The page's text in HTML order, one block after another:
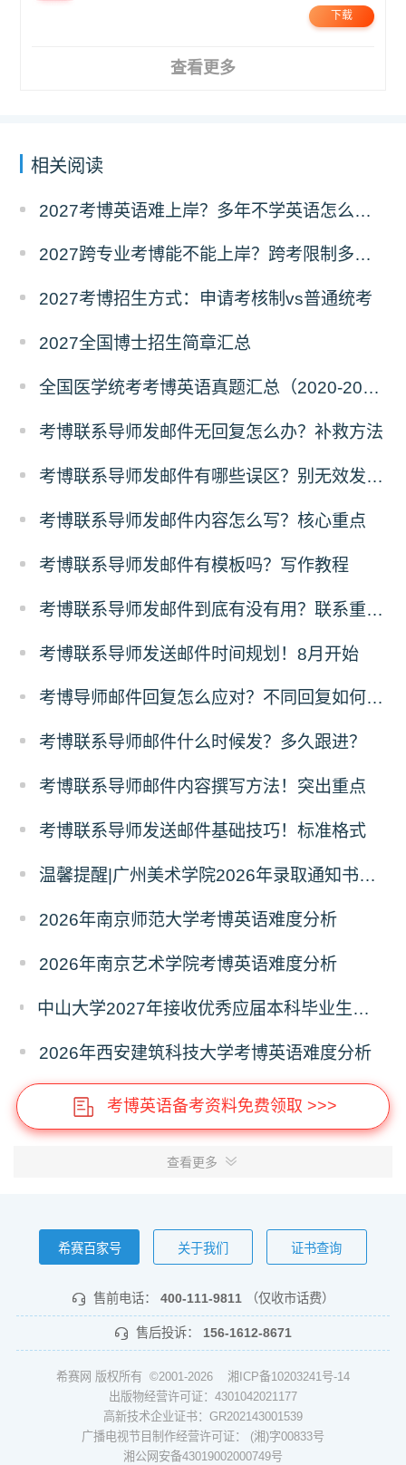
下载
查看更多
相关阅读
2027考博英语难上岸？多年不学英语怎么备考？
2027跨专业考博能不能上岸？跨考限制多不多？
2027考博招生方式：申请考核制vs普通统考
2027全国博士招生简章汇总
全国医学统考考博英语真题汇总（2020-2026年）
考博联系导师发邮件无回复怎么办？补救方法
考博联系导师发邮件有哪些误区？别无效发邮件
考博联系导师发邮件内容怎么写？核心重点
考博联系导师发邮件有模板吗？写作教程
考博联系导师发邮件到底有没有用？联系重要性
考博联系导师发送邮件时间规划！8月开始
考博导师邮件回复怎么应对？不同回复如何跟进？
考博联系导师邮件什么时候发？多久跟进？
考博联系导师邮件内容撰写方法！突出重点
考博联系导师发送邮件基础技巧！标准格式
温馨提醒|广州美术学院2026年录取通知书寄发通知
2026年南京师范大学考博英语难度分析
2026年南京艺术学院考博英语难度分析
中山大学2027年接收优秀应届本科毕业生推荐免试攻读研究生报名的通知
2026年西安建筑科技大学考博英语难度分析
考博英语备考资料免费领取 >>>
查看更多
希赛百家号 关于我们 证书查询
售前电话： 400-111-9811 （仅收市话费）
售后投诉： 156-1612-8671
希赛网 版权所有 ©2001-2026 湘ICP备10203241号-14
出版物经营许可证：4301042021177
高新技术企业证书：GR202143001539
广播电视节目制作经营许可证： (湘)字00833号
湘公网安备43019002000749号